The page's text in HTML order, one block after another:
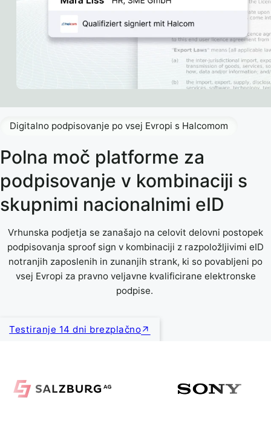
Polna moč platforme za
podpisovanje v kombinaciji s
skupnimi nacionalnimi eID
Vrhunska podjetja se zanašajo na celovit delovni postopek
podpisovanja sproof sign v kombinaciji z razpoložljivimi eID
notranjih zaposlenih in zunanjih strank, ki so povabljeni po
vsej Evropi za pravno veljavne kvalificirane elektronske
podpise.
Digitalno podpisovanje po vsej Evropi s Halcomom
Testiranje 14 dni brezplačno